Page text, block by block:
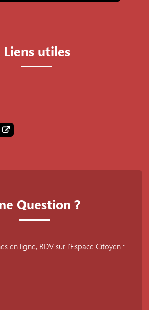
Liens utiles
Question ?
en ligne, RDV sur l'Espace Citoyen :